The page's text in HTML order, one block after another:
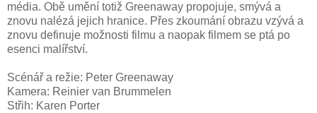
média. Obě umění totiž Greenaway propojuje, smývá a
znovu nalézá jejich hranice. Přes zkoumání obrazu vzývá a
znovu definuje možnosti filmu a naopak filmem se ptá po
esenci malířství.
Scénář a režie: Peter Greenaway
Kamera: Reinier van Brummelen
Střih: Karen Porter